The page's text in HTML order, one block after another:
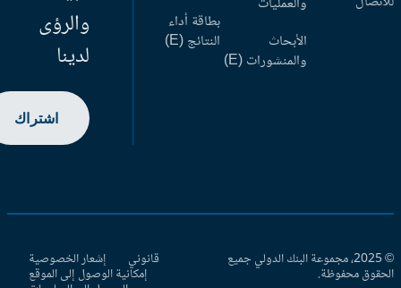
الأبحاث
والمنشورات (E)
بطاقة أداء
النتائج (E)
والرؤى
لدينا
اشتراك
© 2025، مجموعة البنك الدولي جميع
محفوظة.
قانوني إشعار الخصوصية
إمكانية الوصول إلى الموقع